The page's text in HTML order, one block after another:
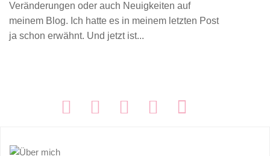
Veränderungen oder auch Neuigkeiten auf
meinem Blog. Ich hatte es in meinem letzten Post
ja schon erwähnt. Und jetzt ist...